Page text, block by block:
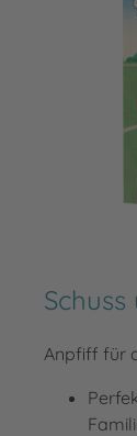
Schuss
Anpfiff für